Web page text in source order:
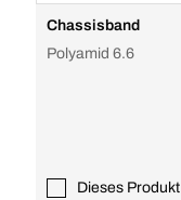
Chassisband
Polyamid 6.6
Dieses Produkt